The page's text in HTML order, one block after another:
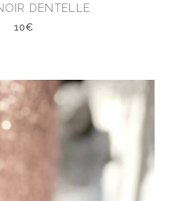
DENTELLE
10€